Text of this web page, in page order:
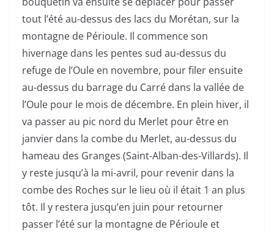
tout l’été au-dessus des lacs du Morétan, sur la
montagne de Périoule. Il commence son
hivernage dans les pentes sud au-dessus du
refuge de l’Oule en novembre, pour filer ensuite
au-dessus du barrage du Carré dans la vallée de
l’Oule pour le mois de décembre. En plein hiver, il
va passer au pic nord du Merlet pour être en
janvier dans la combe du Merlet, au-dessus du
hameau des Granges (Saint-Alban-des-Villards). Il
y reste jusqu’à la mi-avril, pour revenir dans la
combe des Roches sur le lieu où il était 1 an plus
tôt. Il y restera jusqu’en juin pour retourner
passer l’été sur la montagne de Périoule et